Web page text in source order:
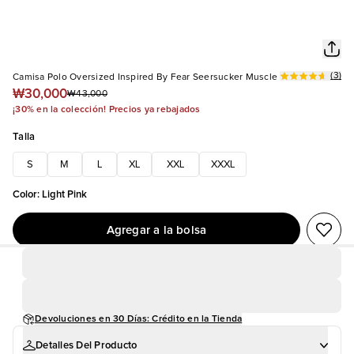
Camisa Polo Oversized Inspired By Fear Seersucker Muscle
₩30,000₩43,000
(3)
¡30% en la colección! Precios ya rebajados
Talla
S M XL XXL XXXL
Color: Light Pink
Agregar a la bolsa
Devoluciones en 30 Días: Crédito en la Tienda
Detalles Del Producto